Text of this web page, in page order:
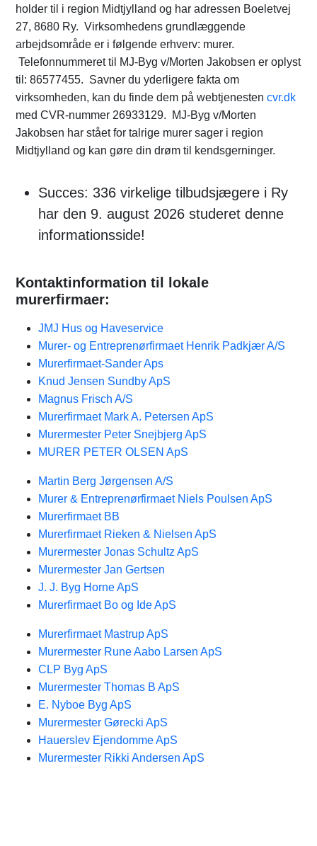
holder til i region Midtjylland og har adressen Boeletvej
27, 8680 Ry. Virksomhedens grundlæggende
arbejdsområde er i følgende erhverv: murer.
Telefonnummeret til MJ-Byg v/Morten Jakobsen er oplyst
til: 86577455. Savner du yderligere fakta om
virksomheden, kan du finde dem på webtjenesten cvr.dk
med CVR-nummer 26933129. MJ-Byg v/Morten
Jakobsen har stået for talrige murer sager i region
Midtjylland og kan gøre din drøm til kendsgerninger.
Succes: 336 virkelige tilbudsjægere i Ry
har den 9. august 2026 studeret denne
informationsside!
Kontaktinformation til lokale
murerfirmaer:
JMJ Hus og Haveservice
Murer- og Entreprenørfirmaet Henrik Padkjær A/S
Murerfirmaet-Sander Aps
Knud Jensen Sundby ApS
Magnus Frisch A/S
Murerfirmaet Mark A. Petersen ApS
Murermester Peter Snejbjerg ApS
MURER PETER OLSEN ApS
Martin Berg Jørgensen A/S
Murer & Entreprenørfirmaet Niels Poulsen ApS
Murerfirmaet BB
Murerfirmaet Rieken & Nielsen ApS
Murermester Jonas Schultz ApS
Murermester Jan Gertsen
J. J. Byg Horne ApS
Murerfirmaet Bo og Ide ApS
Murerfirmaet Mastrup ApS
Murermester Rune Aabo Larsen ApS
CLP Byg ApS
Murermester Thomas B ApS
E. Nyboe Byg ApS
Murermester Gørecki ApS
Hauerslev Ejendomme ApS
Murermester Rikki Andersen ApS